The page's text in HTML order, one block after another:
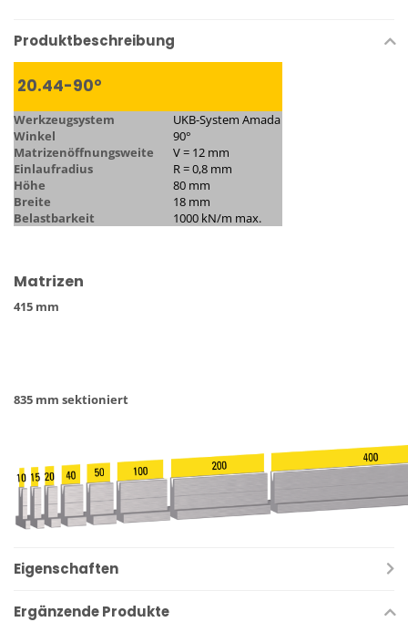
Produktbeschreibung
20.44-90°
Werkzeugsystem
UKB-System Amada
Winkel
90°
Matrizenöffnungsweite
V = 12 mm
Einlaufradius
R = 0,8 mm
Höhe
80 mm
Breite
18 mm
Belastbarkeit
1000 kN/m max.
Matrizen
415 mm
835 mm sektioniert
Eigenschaften
Ergänzende Produkte